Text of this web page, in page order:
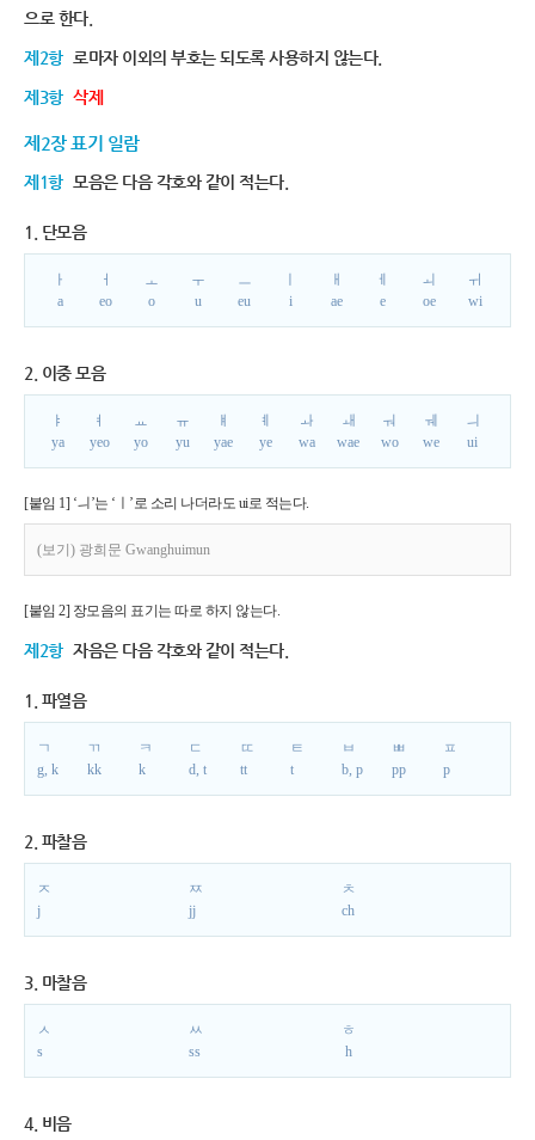
으로 한다.
제2항 로마자 이외의 부호는 되도록 사용하지 않는다.
제3항 삭제
제2장 표기 일람
제1항 모음은 다음 각호와 같이 적는다.
1. 단모음
ㅏ
a
ㅓ
eo
ㅗ
o
ㅜ
u
ㅡ
eu
i
ㅐ
ae
ㅔ
e
ㅚ
oe
ㅟ
wi
2. 이중 모음
ㅑ
ya
ㅕ
yeo
ㅛ
yo
ㅠ
yu
ㅒ
yae
ㅖ
ye
ㅘ
wa
ㅙ
wae
ㅝ
wo
ㅞ
we
ㅢ
ui
[붙임 1] ‘ㅢ’는 ‘ㅣ’로 소리 나더라도 ui로 적는다.
(보기) 광희문 Gwanghuimun
[붙임 2] 장모음의 표기는 따로 하지 않는다.
제2항 자음은 다음 각호와 같이 적는다.
1. 파열음
ㄱ
g, k
ㄲ
kk
ㅋ
k
ㄷ
d, t
ㄸ
tt
ㅌ
t
ㅂ
b, p
ㅃ
pp
ㅍ
p
2. 파찰음
ㅈ
j
ㅉ
jj
ㅊ
ch
3. 마찰음
ㅅ
s
ㅆ
ss
ㅎ
h
4. 비음